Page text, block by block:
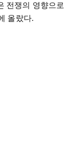
전쟁의 영향으로
올랐다.